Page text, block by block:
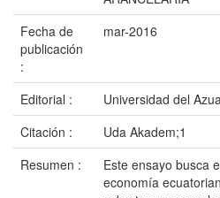
Fecha de
publicación
:
mar-2016
Editorial :
Universidad del
Citación :
Uda Akadem;1
Resumen :
Este ensayo busca
economía